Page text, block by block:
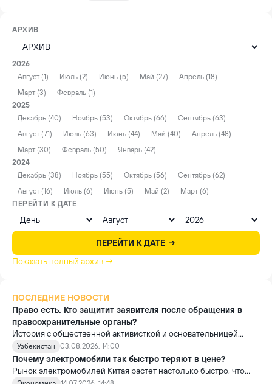
АРХИВ
2026
Август (1)
Июль (2) Июнь (5) Май (27)
Апрель (18)
Март (3)
Февраль (1)
2025
Декабрь (40)
Ноябрь (53) Октябрь (66)
Сентябрь (63)
Август (71)
Июль (63) Июнь (44) Май (40)
Апрель (48)
Март (30)
Февраль (50)
Январь (42)
2024
Декабрь (38)
Ноябрь (55) Октябрь (56)
Сентябрь (62)
Август (16)
Июль (6) Июнь (5) Май (2)
Март (6)
ПЕРЕЙТИ К ДАТЕ
ПЕРЕЙТИ К ДАТЕ →
Показать полный архив →
ПОСЛЕДНИЕ НОВОСТИ
Право есть. Кто защитит заявителя после обращения в
правоохранительные органы?
История с общественной активисткой и основательницей
проекта «Немолчи.uz» Ириной Матвиенко поднимает вопрос,
который выходит далеко за рамки одного судебного дела.
Узбекистан 03.08.2026, 14:00
Почему электромобили так быстро теряют в цене?
Рынок электромобилей Китая растет настолько быстро, что